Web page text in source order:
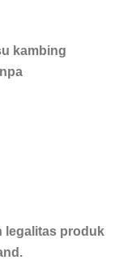
kambing
legalitas produk